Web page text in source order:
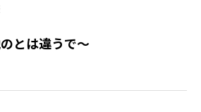
とは違うで～